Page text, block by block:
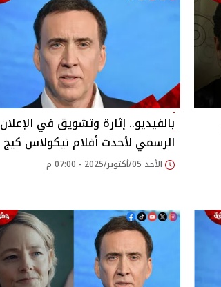
بالفيديو.. إثارة وتشويق في الإعلان
الرسمي لأحدث أفلام نيكولاس كيج
الأحد 05/أكتوبر/2025 - 07:00 م